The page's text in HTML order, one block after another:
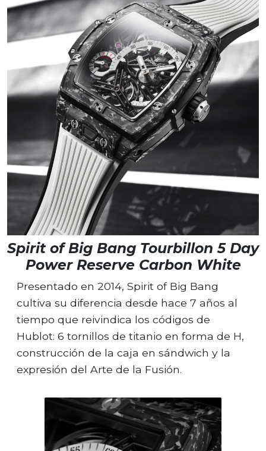
Spirit of Big Bang Tourbillon 5 Day
Power Reserve Carbon White
Presentado en 2014, Spirit of Big Bang
cultiva su diferencia desde hace 7 años al
tiempo que reivindica los códigos de
Hublot: 6 tornillos de titanio en forma de H,
construcción de la caja en sándwich y la
expresión del Arte de la Fusión.